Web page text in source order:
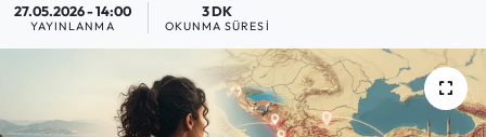
27.05.2026 - 14:00
YAYINLANMA
3 DK
OKUNMA SÜRESI
SPOR
TURİZM